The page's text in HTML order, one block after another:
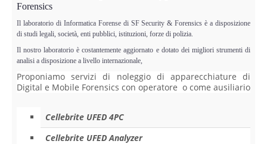
Indagini su computer
Copia/Acquisizione Forense
Forensics
Il laboratorio di Informatica Forense di SF Security & Forensics è a disposizione
di studi legali, società, enti pubblici, istituzioni, forze di polizia.
Il nostro laboratorio è costantemente aggiornato e dotato dei migliori strumenti di
analisi a disposizione a livello internazionale,
Proponiamo servizi di noleggio di apparecchiature di
Digital e Mobile Forensics con operatore o come ausiliario
Cellebrite UFED 4PC
Cellebrite UFED Analyzer